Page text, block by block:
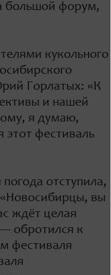
большой форум,
кукольного
Горлатых: «К
и нашей
я думаю,
этот фестиваль
отступила,
«Новосибирцы, вы
ждёт целая
обротился к
фестиваля